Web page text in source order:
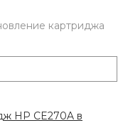
картриджа
HP CE270A в